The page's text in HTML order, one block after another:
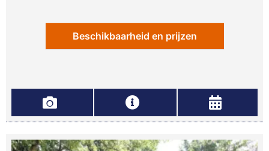
Beschikbaarheid en prijzen